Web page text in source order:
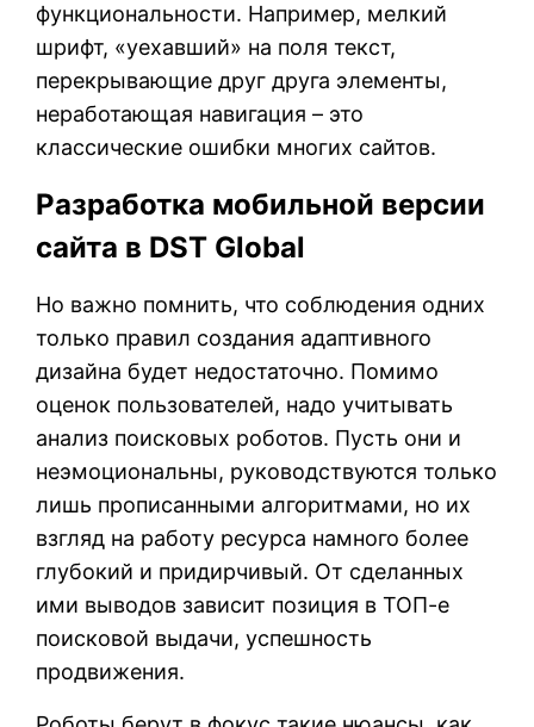
функциональности. Например, мелкий
шрифт, «уехавший» на поля текст,
перекрывающие друг друга элементы,
неработающая навигация – это
классические ошибки многих сайтов.
Разработка мобильной версии
сайта в DST Global
Но важно помнить, что соблюдения одних
только правил создания адаптивного
дизайна будет недостаточно. Помимо
оценок пользователей, надо учитывать
анализ поисковых роботов. Пусть они и
неэмоциональны, руководствуются только
лишь прописанными алгоритмами, но их
взгляд на работу ресурса намного более
глубокий и придирчивый. От сделанных
ими выводов зависит позиция в ТОП-е
поисковой выдачи, успешность
продвижения.